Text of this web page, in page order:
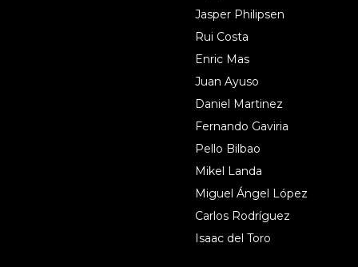
Jasper Philipsen
Rui Costa
Enric Mas
Juan Ayuso
Daniel Martinez
Fernando Gaviria
Pello Bilbao
Mikel Landa
Miguel Ángel López
Carlos Rodríguez
Isaac del Toro